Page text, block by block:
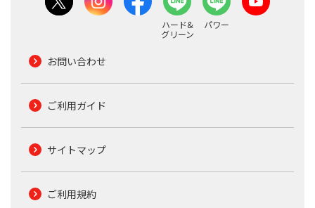
ハード&
グリーン
パワー
お問い合わせ
ご利用ガイド
サイトマップ
ご利用規約